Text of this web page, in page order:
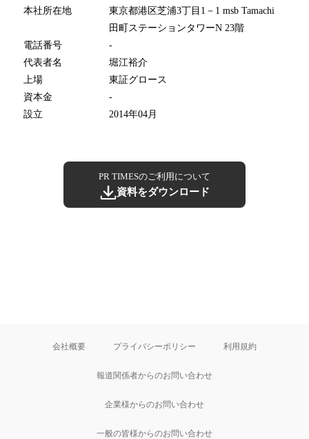
本社所在地
東京都港区芝浦3丁目1－1 msb Tamachi
田町ステーションタワーN 23階
電話番号
-
代表者名
堀江裕介
上場
東証グロース
資本金
-
設立
2014年04月
PR TIMESのご利用について
資料をダウンロード
会社概要 プライバシーポリシー 利用規約
報道関係者からのお問い合わせ
企業様からのお問い合わせ
一般の皆様からのお問い合わせ